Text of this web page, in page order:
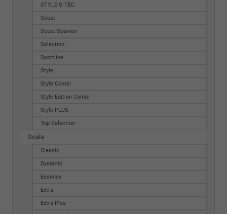
STYLE G-TEC
Scout
Scout Spanien
Selection
Sportline
Style
Style Combi
Style Edition Combi
Style PLUS
Top Selection
Scala
Classic
Dynamic
Essence
Extra
Extra Plus